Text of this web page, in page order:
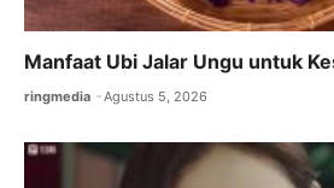
Manfaat Ubi Jalar Ungu untuk
ringmedia Agustus 5, 2026